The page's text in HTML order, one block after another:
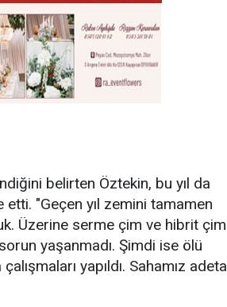
belirten Öztekin, bu yıl da
"Geçen yıl zemini tamamen
Üzerine serme çim ve hibrit çim
yaşanmadı. Şimdi ise ölü
yapıldı. Sahamız adeta